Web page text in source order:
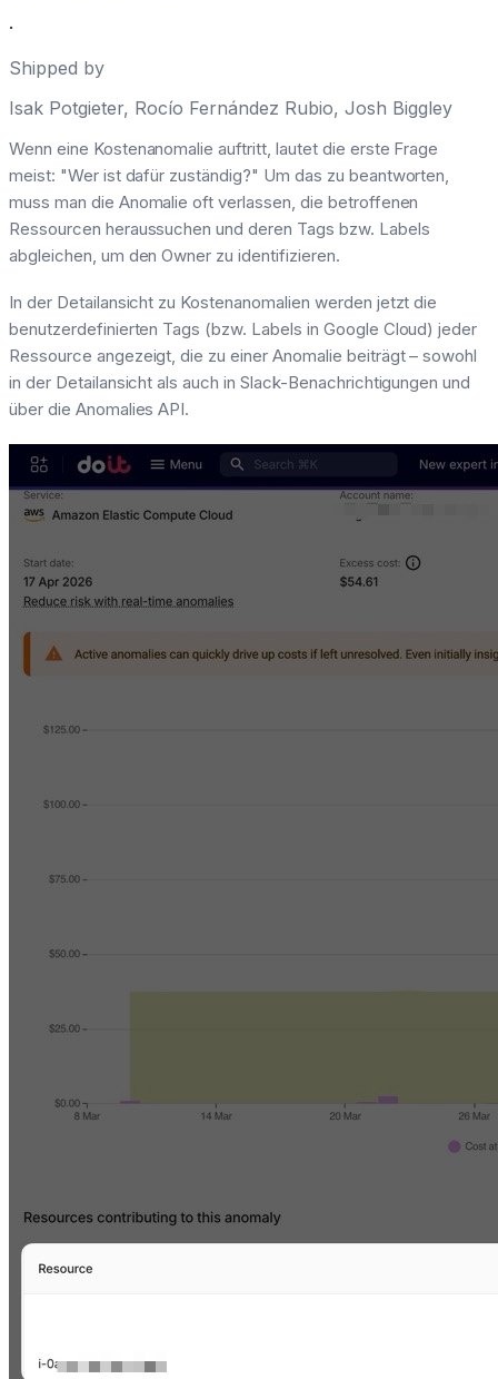
·
Shipped by
Isak Potgieter, Rocío Fernández Rubio, Josh Biggley
Wenn eine Kostenanomalie auftritt, lautet die erste Frage
meist: "Wer ist dafür zuständig?" Um das zu beantworten,
muss man die Anomalie oft verlassen, die betroffenen
Ressourcen heraussuchen und deren Tags bzw. Labels
abgleichen, um den Owner zu identifizieren.
In der Detailansicht zu Kostenanomalien werden jetzt die
benutzerdefinierten Tags (bzw. Labels in Google Cloud) jeder
Ressource angezeigt, die zu einer Anomalie beiträgt – sowohl
in der Detailansicht als auch in Slack-Benachrichtigungen und
über die Anomalies API.